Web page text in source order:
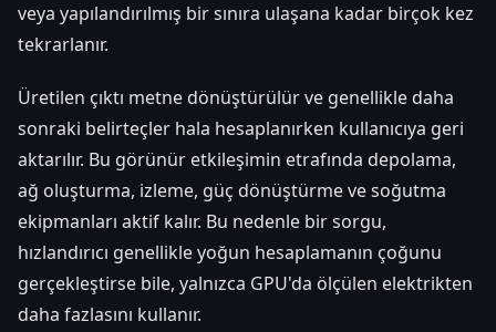
veya yapılandırılmış bir sınıra ulaşana kadar birçok kez
tekrarlanır.
Üretilen çıktı metne dönüştürülür ve genellikle daha
sonraki belirteçler hala hesaplanırken kullanıcıya geri
aktarılır. Bu görünür etkileşimin etrafında depolama,
ağ oluşturma, izleme, güç dönüştürme ve soğutma
ekipmanları aktif kalır. Bu nedenle bir sorgu,
hızlandırıcı genellikle yoğun hesaplamanın çoğunu
gerçekleştirse bile, yalnızca GPU'da ölçülen elektrikten
daha fazlasını kullanır.